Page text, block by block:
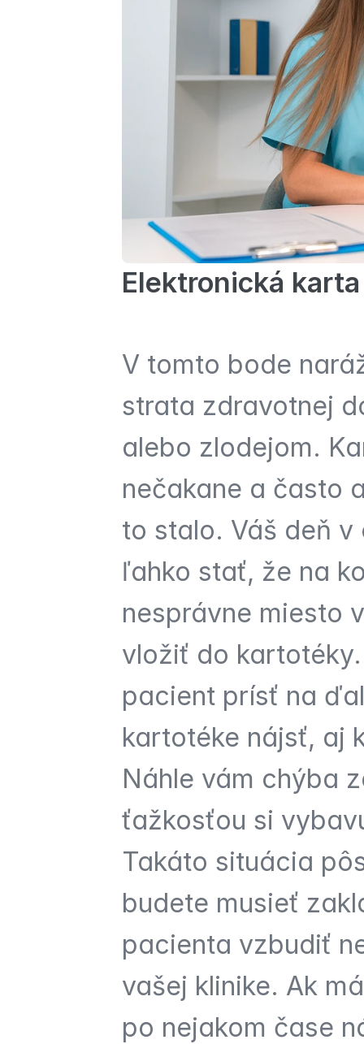
Elektronická
V tomto bode
strata zdravotnej
alebo zlodejom.
nečakane a často
to stalo. Váš deň
ľahko stať, že na
nesprávne miesto
vložiť do
pacient prísť na
kartotéke nájsť, aj
Náhle vám chýba
ťažkosťou si
Takáto situácia
budete musieť
pacienta vzbudiť
vašej klinike. Ak
po nejakom čase